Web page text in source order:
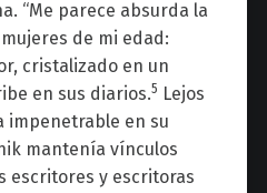
“Me parece absurda la
de mi edad:
cristalizado en un
en sus diarios.5 Lejos
impenetrable en su
mantenía vínculos
escritores y escritoras